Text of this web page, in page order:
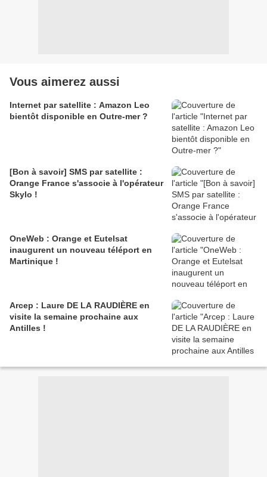
Vous aimerez aussi
Internet par satellite : Amazon Leo
bientôt disponible en Outre-mer ?
[Bon à savoir] SMS par satellite :
Orange France s'associe à l'opérateur
Skylo !
OneWeb : Orange et Eutelsat
inaugurent un nouveau téléport en
Martinique !
Arcep : Laure DE LA RAUDIÈRE en
visite la semaine prochaine aux
Antilles !